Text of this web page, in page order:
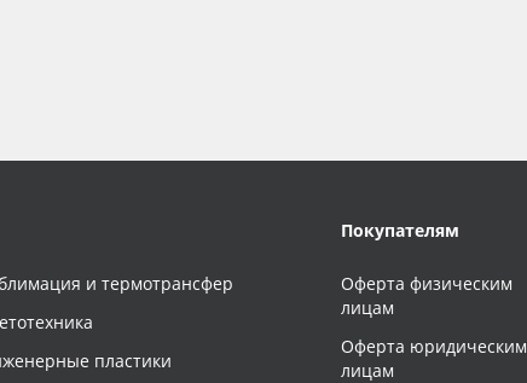
и термотрансфер
пластики
Покупателям
Оферта физическим
лицам
Оферта юридическим
лицам